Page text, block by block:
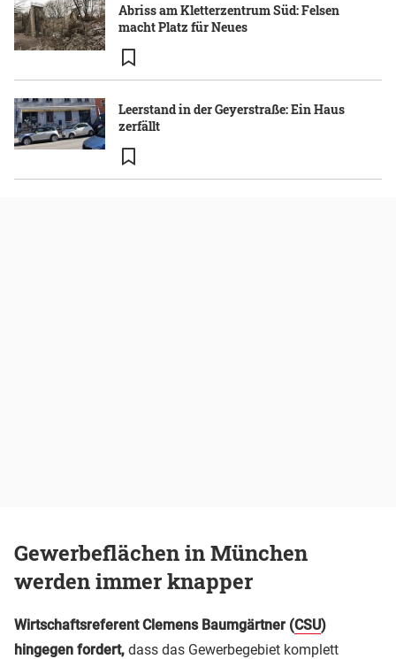
Abriss am Kletterzentrum Süd: Felsen
macht Platz für Neues
Leerstand in der Geyerstraße: Ein Haus
zerfällt
Gewerbeflächen in München
werden immer knapper
Wirtschaftsreferent Clemens Baumgärtner (CSU)
hingegen fordert, dass das Gewerbegebiet komplett